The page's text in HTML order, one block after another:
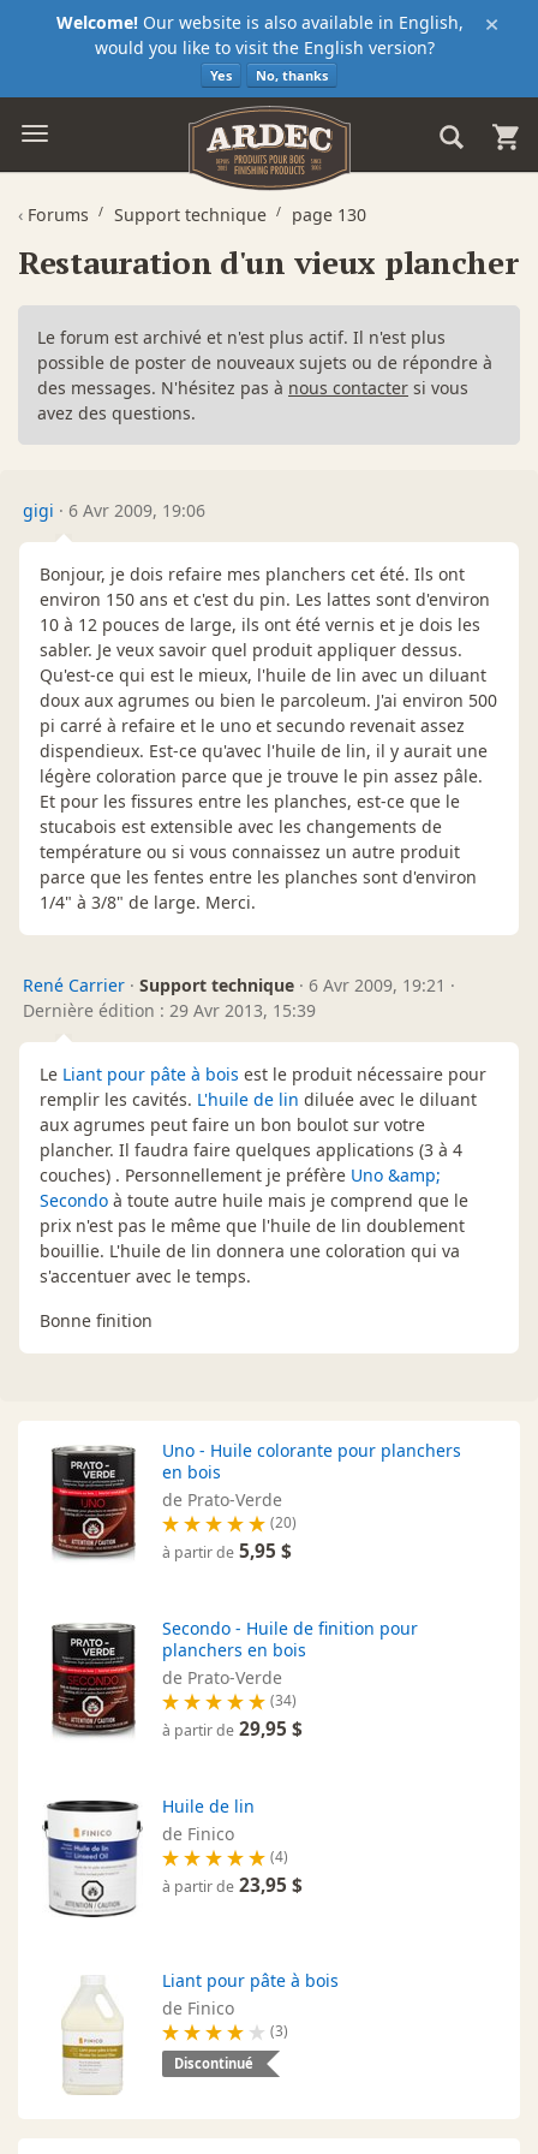
×
Welcome! Our website is also available in English,
would you like to visit the English version?
Yes No, thanks
‹ Forums Support technique page 130
Restauration d'un vieux plancher
Le forum est archivé et n'est plus actif. Il n'est plus
possible de poster de nouveaux sujets ou de répondre à
des messages. N'hésitez pas à nous contacter si vous
avez des questions.
gigi · 6 Avr 2009, 19:06
Bonjour, je dois refaire mes planchers cet été. Ils ont
environ 150 ans et c'est du pin. Les lattes sont d'environ
10 à 12 pouces de large, ils ont été vernis et je dois les
sabler. Je veux savoir quel produit appliquer dessus.
Qu'est-ce qui est le mieux, l'huile de lin avec un diluant
doux aux agrumes ou bien le parcoleum. J'ai environ 500
pi carré à refaire et le uno et secundo revenait assez
dispendieux. Est-ce qu'avec l'huile de lin, il y aurait une
légère coloration parce que je trouve le pin assez pâle.
Et pour les fissures entre les planches, est-ce que le
stucabois est extensible avec les changements de
température ou si vous connaissez un autre produit
parce que les fentes entre les planches sont d'environ
1/4" à 3/8" de large. Merci.
René Carrier · Support technique · 6 Avr 2009, 19:21 ·
Dernière édition : 29 Avr 2013, 15:39
Le Liant pour pâte à bois est le produit nécessaire pour
remplir les cavités. L'huile de lin diluée avec le diluant
aux agrumes peut faire un bon boulot sur votre
plancher. Il faudra faire quelques applications (3 à 4
couches) . Personnellement je préfère Uno &amp;
Secondo à toute autre huile mais je comprend que le
prix n'est pas le même que l'huile de lin doublement
bouillie. L'huile de lin donnera une coloration qui va
s'accentuer avec le temps.
Bonne finition
Uno - Huile colorante pour planchers
en bois
de Prato-Verde
(20)
à partir de 5,95 $
Secondo - Huile de finition pour
planchers en bois
de Prato-Verde
(34)
à partir de 29,95 $
Huile de lin
de Finico
(4)
à partir de 23,95 $
Liant pour pâte à bois
de Finico
(3)
Discontinué